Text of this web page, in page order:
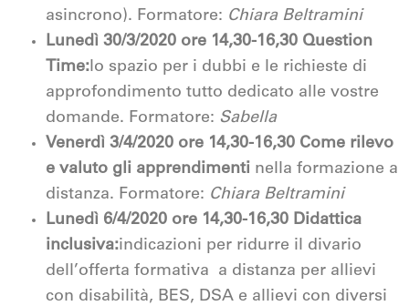
asincrono). Formatore: Chiara Beltramini
Lunedì 30/3/2020 ore 14,30-16,30 Question
Time:lo spazio per i dubbi e le richieste di
approfondimento tutto dedicato alle vostre
domande. Formatore: Sabella
Venerdì 3/4/2020 ore 14,30-16,30 Come rilevo
e valuto gli apprendimenti nella formazione a
distanza. Formatore: Chiara Beltramini
Lunedì 6/4/2020 ore 14,30-16,30 Didattica
inclusiva:indicazioni per ridurre il divario
dell’offerta formativa a distanza per allievi
con disabilità, BES, DSA e allievi con diversi